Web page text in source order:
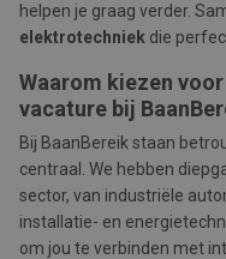
helpen je graag verder.
elektrotechniek die
Waarom kiezen
vacature bij
Bij BaanBereik staan
centraal. We hebben
sector, van industriële
installatie- en
om jou te verbinden met